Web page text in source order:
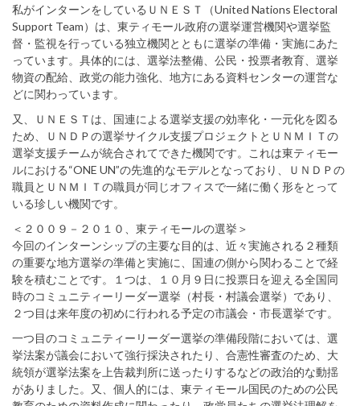
私がインターンをしているＵＮＥＳＴ（United Nations Electoral
Support Team）は、東ティモール政府の選挙運営機関や選挙監
督・監視を行っている独立機関とともに選挙の準備・実施にあた
っています。具体的には、選挙法整備、公民・投票者教育、選挙
物資の配給、政党の能力強化、地方にある資料センターの運営な
どに関わっています。
又、ＵＮＥＳＴは、国連による選挙支援の効率化・一元化を図る
ため、ＵＮＤＰの選挙サイクル支援プロジェクトとＵＮＭＩＴの
選挙支援チームが統合されてできた機関です。これは東ティモー
ルにおける“ONE UN”の先進的なモデルとなっており、ＵＮＤＰの
職員とＵＮＭＩＴの職員が同じオフィスで一緒に働く形をとって
いる珍しい機関です。
＜２００９－２０１０、東ティモールの選挙＞
今回のインターンシップの主要な目的は、近々実施される２種類
の重要な地方選挙の準備と実施に、国連の側から関わることで経
験を積むことです。１つは、１０月９日に投票日を迎える全国同
時のコミュニティーリーダー選挙（村長・村議会選挙）であり、
２つ目は来年度の初めに行われる予定の市議会・市長選挙です。
一つ目のコミュニティーリーダー選挙の準備段階においては、選
挙法案が議会において強行採決されたり、合憲性審査のため、大
統領が選挙法案を上告裁判所に送ったりするなどの政治的な動揺
がありました。又、個人的には、東ティモール国民のための公民